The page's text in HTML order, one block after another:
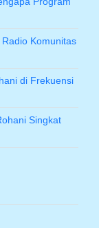
Komunitas
di Frekuensi
Singkat